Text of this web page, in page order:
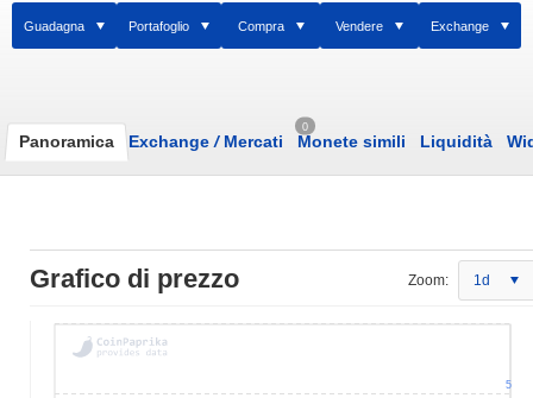
Guadagna Portafoglio Compra Vendere Exchange
Panoramica Exchange /Mercati
0
Monete simili Liquidità
Grafico di prezzo Zoom: 1d
5